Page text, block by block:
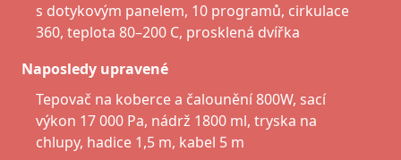
s dotykovým panelem, 10 programů, cirkulace
360, teplota 80–200 C, prosklená dvířka
Naposledy upravené
Tepovač na koberce a čalounění 800W, sací
výkon 17 000 Pa, nádrž 1800 ml, tryska na
chlupy, hadice 1,5 m, kabel 5 m